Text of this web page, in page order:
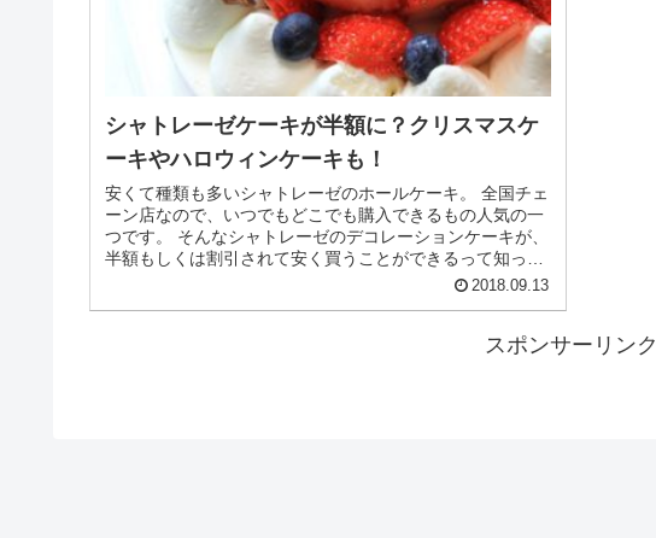
シャトレーゼケーキが半額に？クリスマスケ
ーキやハロウィンケーキも！
安くて種類も多いシャトレーゼのホールケーキ。 全国チェ
ーン店なので、いつでもどこでも購入できるもの人気の一
つです。 そんなシャトレーゼのデコレーションケーキが、
半額もしくは割引されて安く買うことができるって知って
2018.09.13
スポンサーリンク